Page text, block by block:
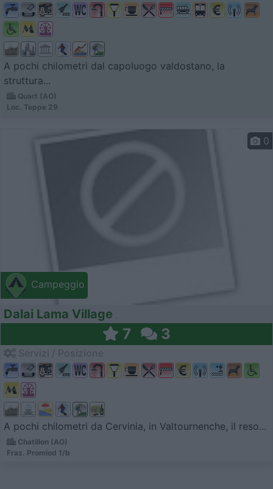
A pochi chilometri dal capoluogo valdostano, la
struttura...
Quart (AO)
Loc. Teppe 29
Campeggio
0
Dalai Lama Village
7 3
A pochi chilometri da Cervinia, in Valtournenche, il reso...
Chatillon (AO)
Fraz. Promiod 1/b